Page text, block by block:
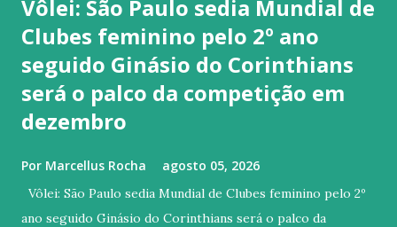
Vôlei: São Paulo sedia Mundial de
Clubes feminino pelo 2º ano
seguido Ginásio do Corinthians
será o palco da competição em
dezembro
Por Marcellus Rocha agosto 05, 2026
Vôlei: São Paulo sedia Mundial de Clubes feminino pelo 2º
ano seguido Ginásio do Corinthians será o palco da